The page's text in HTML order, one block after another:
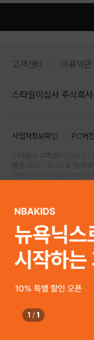
고객센터 이용약관
스타일이십사 주식회사
주소 : 서울시 강남구 논현로
사업자등록번호 : 116-81-
통신판매업신고번호 : 제
고객센터 1544-5336(평일
사업자정보확인 PC버전
스타일24 고객센터 1544-5336
평일 09:00~ 18:00 (토/일/공휴
COPYRIGHTⓒ2021
1 / 1